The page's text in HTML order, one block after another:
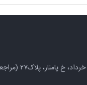
تهران، خ 15